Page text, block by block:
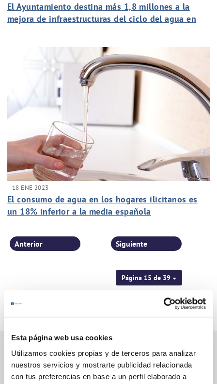
Esta página web usa cookies
Utilizamos cookies propias y de terceros para analizar
nuestros servicios y mostrarte publicidad relacionada
con tus preferencias en base a un perfil elaborado a
El Ayuntamiento destina más 1,8 millones a la
mejora de infraestructuras del ciclo del agua en
18 ENE 2023
El consumo de agua en los hogares ilicitanos es
un 18% inferior a la media española
Página 15 de 39
Anterior Siguiente
Gestiones Online